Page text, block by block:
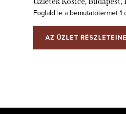
Foglald le a bemutatótermet 1
AZ ÜZLET